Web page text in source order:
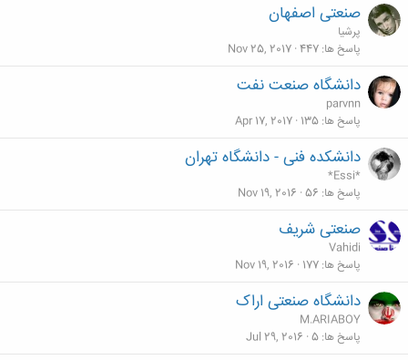
صنعتی اصفهان
پرشيا
پاسخ ها 447
Nov 25, 2017
دانشگاه صنعت نفت
parvnn
پاسخ ها 135
Apr 17, 2017
دانشکده فنی - دانشگاه تهران
*Essi*
پاسخ ها 56
Nov 19, 2016
صنعتی شریف
Vahidi
پاسخ ها 177
Nov 19, 2016
دانشگاه صنعتی اراک
M.ARIABOY
پاسخ ها 5
Jul 29, 2016